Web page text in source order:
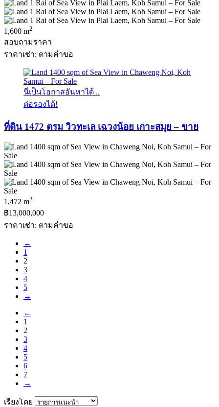
1,600 m2
สอบถามราคา
ราคาเช่า: ตามคําขอ
นี่เป็นโอกาสอันหาได้ ..
ต่อรองได้!
ที่ดิน 1472 ตรม วิวทะเล เฉวงน้อย เกาะสมุย – ขาย
1,472 m2
฿13,000,000
ราคาเช่า: ตามคําขอ
←
1
2
3
4
5
→
←
1
2
3
4
5
6
7
→
เรียงโดย